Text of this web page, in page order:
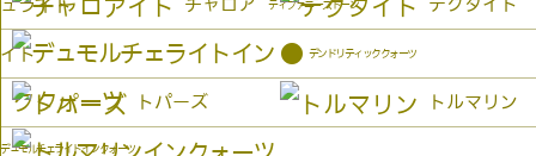
ュライト ティファニーストーン
チャロア
イト
テクタイト
デュモルチェライトインクォーツ
● デンドリティッククォーツ
トパーズ トルマリン